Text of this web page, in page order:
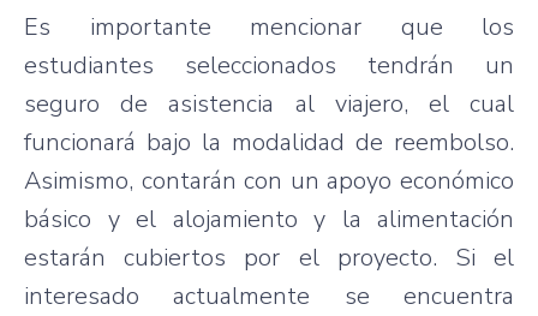
Es importante mencionar que los
estudiantes seleccionados tendrán un
seguro de asistencia al viajero, el cual
funcionará bajo la modalidad de reembolso.
Asimismo, contarán con un apoyo económico
básico y el alojamiento y la alimentación
estarán cubiertos por el proyecto. Si el
interesado actualmente se encuentra